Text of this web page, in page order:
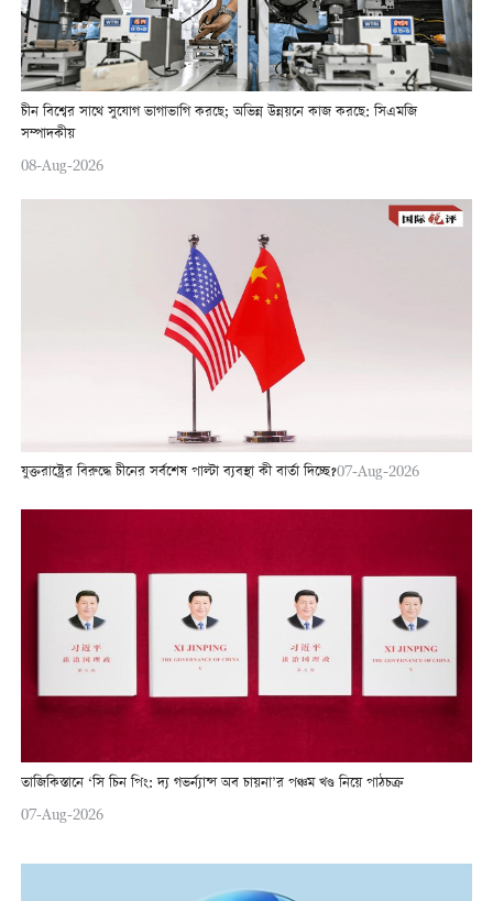
চীন বিশ্বের সাথে সুযোগ ভাগাভাগি করছে; অভিন্ন উন্নয়নে কাজ করছে: সিএমজি
সম্পাদকীয়
08-Aug-2026
যুক্তরাষ্ট্রের বিরুদ্ধে চীনের সর্বশেষ পাল্টা ব্যবস্থা কী বার্তা দিচ্ছে?07-Aug-2026
তাজিকিস্তানে ‘সি চিন পিং: দ্য গভর্ন্যান্স অব চায়না’র পঞ্চম খণ্ড নিয়ে পাঠচক্র
07-Aug-2026